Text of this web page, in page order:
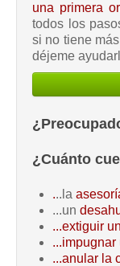
una primera
todos los
si no tiene
déjeme
¿Cuánto
...la
...un
...extiguir
...anular la